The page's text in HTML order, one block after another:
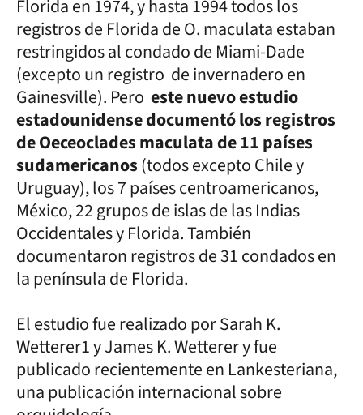
Florida en 1974, y hasta 1994 todos los
registros de Florida de O. maculata estaban
restringidos al condado de Miami-Dade
(excepto un registro de invernadero en
Gainesville). Pero este nuevo estudio
estadounidense documentó los registros
de Oeceoclades maculata de 11 países
sudamericanos(todos excepto Chile y
Uruguay), los 7 países centroamericanos,
México, 22 grupos de islas de las Indias
Occidentales y Florida. También
documentaron registros de 31 condados en
la península de Florida.
El estudio fue realizado por Sarah K.
Wetterer1 y James K. Wetterer y fue
publicado recientemente en Lankesteriana,
una publicación internacional sobre